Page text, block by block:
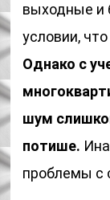
выходные и
условии,
Однако с
шум
потише.
проблемы с